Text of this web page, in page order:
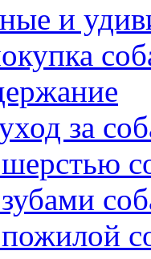
и
за